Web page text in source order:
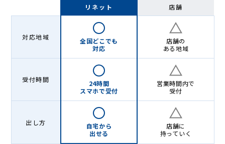
リネット 店舗
対応地域
全国どこでも
対応
店舗の
ある地域
受付時間
24時間
スマホで受付
営業時間内で
受付
出し方
自宅から
出せる
店舗に
持っていく